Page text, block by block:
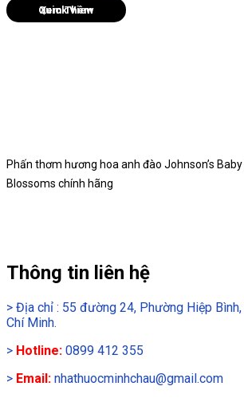
Quick View
Phấn thơm hương hoa anh đào Johnson’s
Blossoms chính hãng
Thông tin liên hệ
> Địa chỉ : 55 đường 24, Phường Hiệp
Chí Minh.
> Hotline: 0899 412 355
> Email: nhathuocminhchau@gmail.com